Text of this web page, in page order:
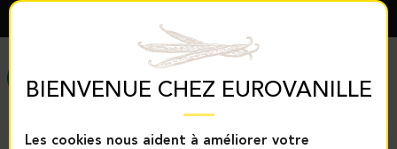
BIENVENUE CHEZ EUROVANILLE
Les cookies nous aident à améliorer votre
MENU